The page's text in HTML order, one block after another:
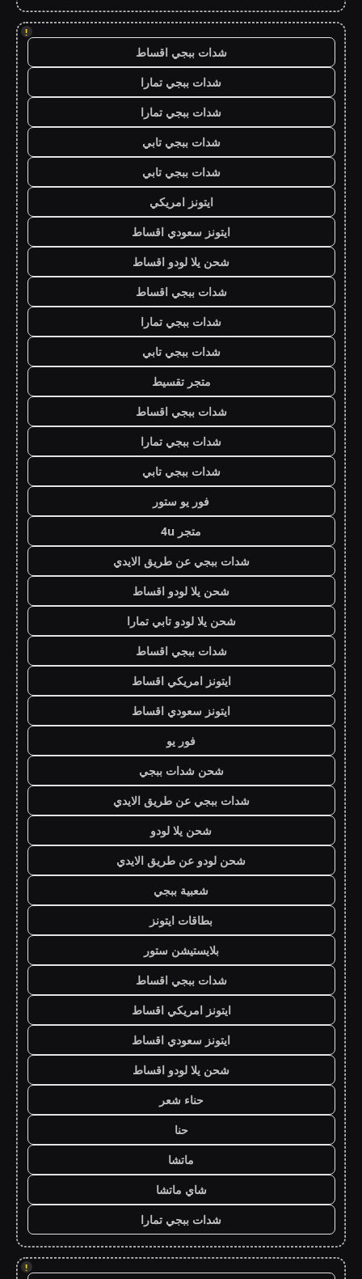
!
شدات ببجي اقساط
شدات ببجي تمارا
شدات ببجي تمارا
شدات ببجي تابي
شدات ببجي تابي
ايتونز امريكي
ايتونز سعودي اقساط
شحن يلا لودو اقساط
شدات ببجي اقساط
شدات ببجي تمارا
شدات ببجي تابي
متجر تقسيط
شدات ببجي اقساط
شدات ببجي تمارا
شدات ببجي تابي
فور يو ستور
متجر 4u
شدات ببجي عن طريق الايدي
شحن يلا لودو اقساط
شحن يلا لودو تابي تمارا
شدات ببجي اقساط
ايتونز امريكي اقساط
ايتونز سعودي اقساط
فور يو
شحن شدات ببجي
شدات ببجي عن طريق الايدي
شحن يلا لودو
شحن لودو عن طريق الايدي
شعبية ببجي
بطاقات ايتونز
بلايستيشن ستور
شدات ببجي اقساط
ايتونز امريكي اقساط
ايتونز سعودي اقساط
شحن يلا لودو اقساط
حناء شعر
حنا
ماتشا
شاي ماتشا
شدات ببجي تمارا
!